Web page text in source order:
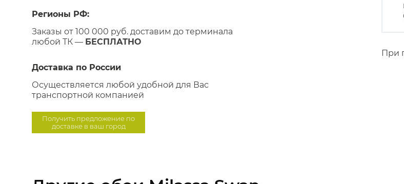
Регионы РФ:
Заказы от 100 000 руб. доставим до терминала
любой ТК — БЕСПЛАТНО
Доставка по России
Осуществляется любой удобной для Вас
транспортной компанией
Получить предложение по
доставке в ваш город
При